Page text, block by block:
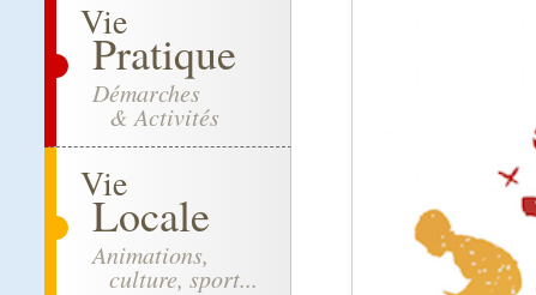
Vie
Pratique
Démarches
& Activités
Vie
Locale
Animations,
culture, sport...